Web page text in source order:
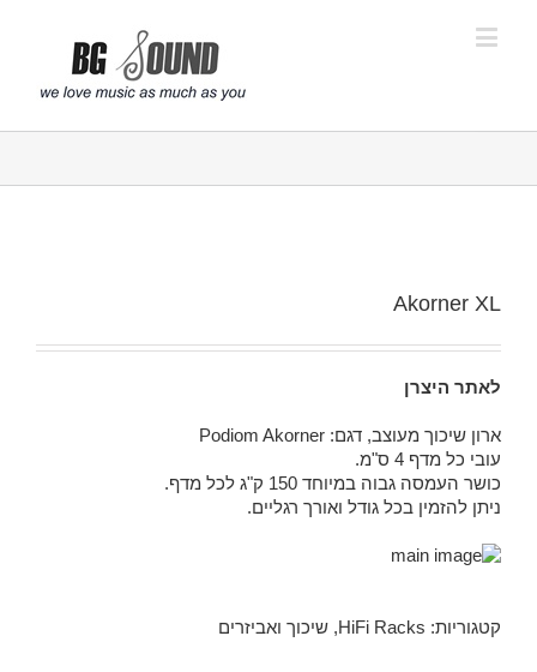
Akorner XL
לאתר היצרן
ארון שיכוך מעוצב, דגם: Podiom Akorner
עובי כל מדף 4 ס"מ.
כושר העמסה גבוה במיוחד 150 ק"ג לכל מדף.
ניתן להזמין בכל גודל ואורך רגליים.
קטגוריות: HiFi Racks
, שיכוך ואביזרים